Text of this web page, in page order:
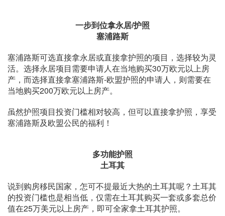
一步到位拿永居/护照
塞浦路斯
塞浦路斯可选直接拿永居或直接拿护照的项目，选择较为灵
活。选择永居项目需要申请人在当地购买30万欧元以上房
产，而选择直接拿塞浦路斯-欧盟护照的申请人，则需要在
当地购买200万欧元以上房产。
虽然护照项目投资门槛相对较高，但可以直接拿护照，享受
塞浦路斯及欧盟公民的福利！
多功能护照
土耳其
说到购房移民国家，怎可不提最近大热的土耳其呢？土耳其
的投资门槛也是相当低，仅需在土耳其购买一套或多套总价
值在25万美元以上房产，即可全家拿土耳其护照。